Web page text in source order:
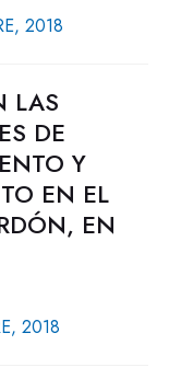
2018
LAS
DE
Y
EN EL
EN
2018